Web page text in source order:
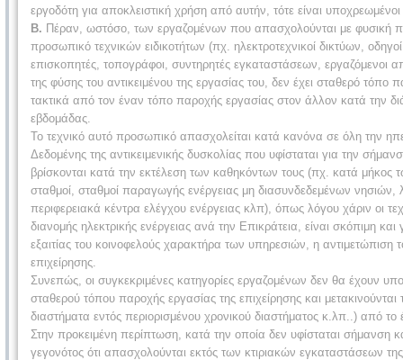
εργοδότη για αποκλειστική χρήση από αυτήν, τότε είναι
Β. Πέραν, ωστόσο, των εργαζομένων που απασχολούνται με φυσική
προσωπικό τεχνικών ειδικοτήτων (πχ. ηλεκτροτεχνικοί δικτύων,
επισκοπητές, τοπογράφοι, συντηρητές εγκαταστάσεων, εργαζόμενοι
της φύσης του αντικειμένου της εργασίας του, δεν έχει σταθερό τόπο
τακτικά από τον έναν τόπο παροχής εργασίας στον άλλον κατά την
εβδομάδας.
Το τεχνικό αυτό προσωπικό απασχολείται κατά κανόνα σε όλη την
Δεδομένης της αντικειμενικής δυσκολίας που υφίσταται για την
βρίσκονται κατά την εκτέλεση των καθηκόντων τους (πχ. κατά μήκος
σταθμοί, σταθμοί παραγωγής ενέργειας μη διασυνδεδεμένων νησιών,
περιφερειακά κέντρα ελέγχου ενέργειας κλπ), όπως λόγου χάριν οι
διανομής ηλεκτρικής ενέργειας ανά την Επικράτεια, είναι σκόπιμη
εξαιτίας του κοινοφελούς χαρακτήρα των υπηρεσιών, η
επιχείρησης.
Συνεπώς, οι συγκεκριμένες κατηγορίες εργαζομένων δεν θα έχουν
σταθερού τόπου παροχής εργασίας της επιχείρησης και
διαστήματα εντός περιορισμένου χρονικού διαστήματος κ.λπ..) από
Στην προκειμένη περίπτωση, κατά την οποία δεν υφίσταται
γεγονότος ότι απασχολούνται εκτός των κτιριακών εγκαταστάσεων